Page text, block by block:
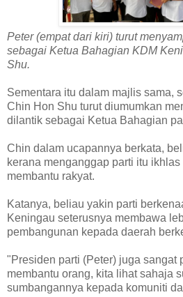
Peter (empat dari kiri) turut
sebagai Ketua Bahagian KDM
Shu.
Sementara itu dalam majlis sama,
Chin Hon Shu turut diumumkan
dilantik sebagai Ketua Bahagian
Chin dalam ucapannya berkata,
kerana menganggap parti itu
membantu rakyat.
Katanya, beliau yakin parti
Keningau seterusnya membawa
pembangunan kepada daerah
"Presiden parti (Peter) juga sangat
membantu orang, kita lihat sahaja
sumbangannya kepada komuniti